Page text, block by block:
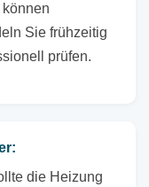
Sie frühzeitig
prüfen.
die Heizung